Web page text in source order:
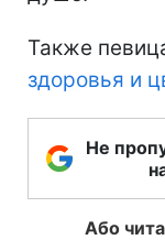
Также
здоровья и
Не
Або